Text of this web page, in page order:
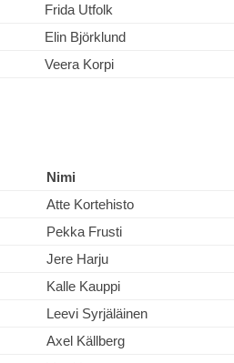
Frida Utfolk
Elin Björklund
Veera Korpi
Nimi
Atte Kortehisto
Pekka Frusti
Jere Harju
Kalle Kauppi
Leevi Syrjäläinen
Axel Källberg